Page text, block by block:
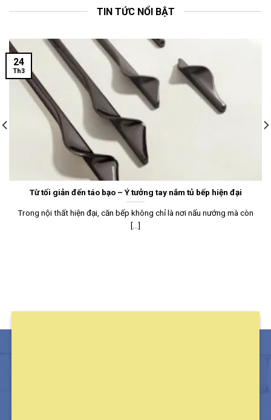
TIN TỨC NỔI BẬT
Từ tối giản đến táo bạo – Ý tưởng tay nắm tủ bếp hiện đại
Trong nội thất hiện đại, căn bếp không chỉ là nơi nấu nướng mà còn
[...]
24
Th3